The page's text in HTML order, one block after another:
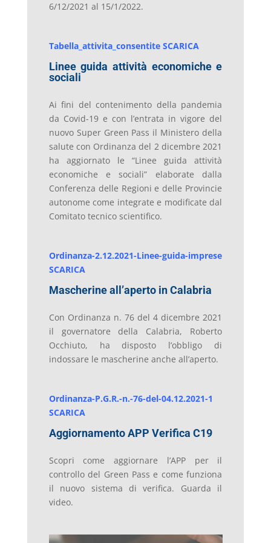
6/12/2021 al 15/1/2022.
Tabella_attivita_consentite SCARICA
Linee guida attività economiche e
sociali
Ai fini del contenimento della pandemia
da Covid-19 e con l’entrata in vigore del
nuovo Super Green Pass il Ministero della
salute con Ordinanza del 2 dicembre 2021
ha aggiornato le “Linee guida attività
economiche e sociali” elaborate dalla
Conferenza delle Regioni e delle Provincie
autonome come integrate e modificate dal
Comitato tecnico scientifico.
Ordinanza-2.12.2021-Linee-guida-imprese
SCARICA
Mascherine all’aperto in Calabria
Con Ordinanza n. 76 del 4 dicembre 2021
il governatore della Calabria, Roberto
Occhiuto, ha disposto l’obbligo di
indossare le mascherine anche all’aperto.
Ordinanza-P.G.R.-n.-76-del-04.12.2021-1
SCARICA
Aggiornamento APP Verifica C19
Scopri come aggiornare l’APP per il
controllo del Green Pass e come funziona
il nuovo sistema di verifica. Guarda il
video.